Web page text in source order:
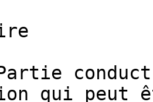
qui peut